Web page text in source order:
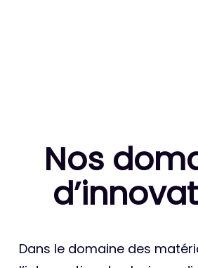
Nos
Dans le domaine des